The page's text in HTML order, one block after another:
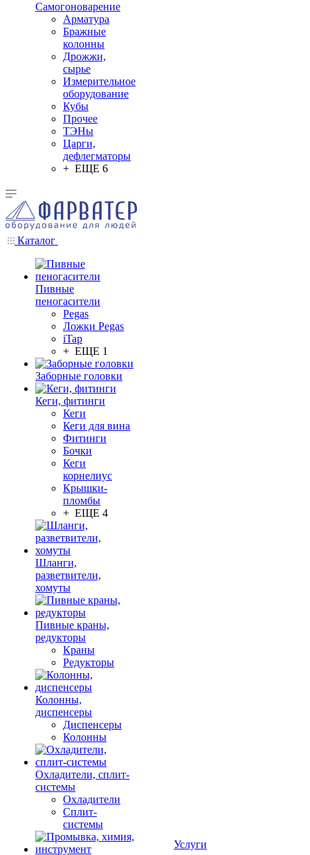
Самогоноварение
Арматура
Бражные
колонны
Дрожжи,
сырье
Измерительное
оборудование
Кубы
Прочее
ТЭНы
Царги,
дефлегматоры
+ ЕЩЕ 6
Каталог
Пивные
пеногасители
Pegas
Ложки Pegas
iTap
+ ЕЩЕ 1
Заборные головки
Кеги, фитинги
Кеги
Кеги для вина
Фитинги
Бочки
Кеги
корнелиус
Крышки-
пломбы
+ ЕЩЕ 4
Шланги,
разветвители,
хомуты
Пивные краны,
редукторы
Краны
Редукторы
Колонны,
диспенсеры
Диспенсеры
Колонны
Охладители, сплит-
системы
Охладители
Сплит-
системы
Услуги